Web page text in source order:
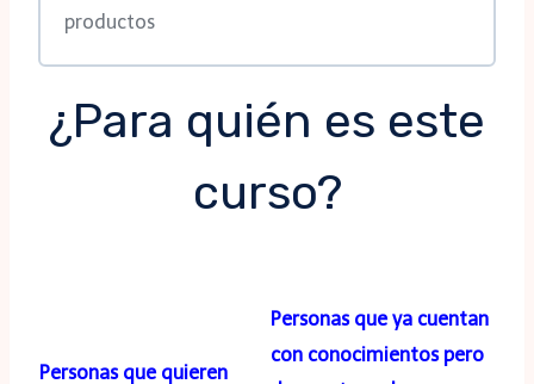
productos
¿Para quién es este
curso?
Personas que quieren
Personas que ya cuentan
con conocimientos pero